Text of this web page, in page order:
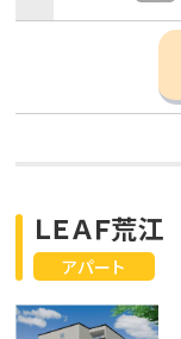
アパート
ＬＥＡＦ荒江